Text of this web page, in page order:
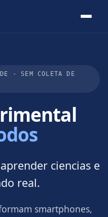
- SEM COLETA DE
ciencias e
real.
smartphones,